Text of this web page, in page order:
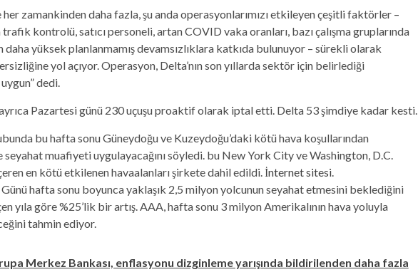
zamankinden daha fazla, şu anda operasyonlarımızı etkileyen çeşitli faktörler –
trafik kontrolü, satıcı personeli, artan COVID vaka oranları, bazı çalışma gruplarında
daha yüksek planlanmamış devamsızlıklara katkıda bulunuyor – sürekli olarak
yol açıyor. Operasyon, Delta’nın son yıllarda sektör için belirlediği
dedi.
Pazartesi günü 230 uçuşu proaktif olarak iptal etti. Delta 53 şimdiye kadar kesti.
bu hafta sonu Güneydoğu ve Kuzeydoğu’daki kötü hava koşullarından
muafiyeti uygulayacağını söyledi. bu New York City ve Washington, D.C.
en kötü etkilenen havaalanları şirkete dahil edildi.İnternet sitesi.
hafta sonu boyunca yaklaşık 2,5 milyon yolcunun seyahat etmesini beklediğini
yıla göre %25’lik bir artış. AAA, hafta sonu 3 milyon Amerikalının hava yoluyla
tahmin ediyor.
Merkez Bankası, enflasyonu dizginleme yarışında bildirilenden daha fazla